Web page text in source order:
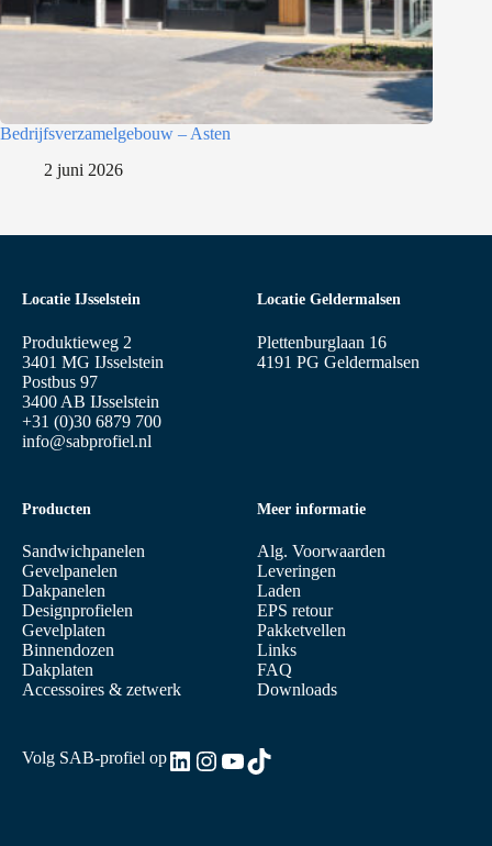
Bedrijfsverzamelgebouw – Asten
2 juni 2026
Locatie IJsselstein
Produktieweg 2
3401 MG IJsselstein
Postbus 97
3400 AB IJsselstein
+31 (0)30 6879 700
info@sabprofiel.nl
Producten
Sandwichpanelen
Gevelpanelen
Dakpanelen
Designprofielen
Gevelplaten
Binnendozen
Dakplaten
Accessoires & zetwerk
Meer informatie
Alg. Voorwaarden
Leveringen
Laden
EPS retour
Pakketvellen
Links
FAQ
Downloads
Locatie Geldermalsen
Plettenburglaan 16
4191 PG Geldermalsen
Volg SAB-profiel opLinkedIn
Instagram
YouTube
TikTok